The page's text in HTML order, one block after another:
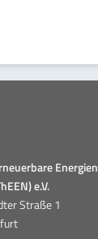
Energien
e.V.
Straße 1